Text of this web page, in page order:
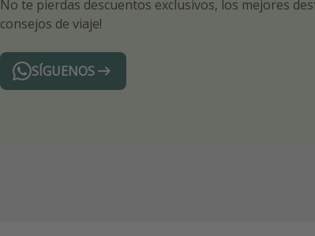
No te pierdas descuentos exclusivos, los mejores
consejos de viaje!
SÍGUENOS
Sé el primero en reservar nuestros chollazos
¡Recibe las mejores ofertas seleccionadas para ti por
expertos en viajes
Telegram